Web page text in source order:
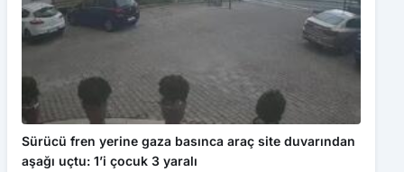
Sürücü fren yerine gaza basınca araç site duvarından
aşağı uçtu: 1’i çocuk 3 yaralı